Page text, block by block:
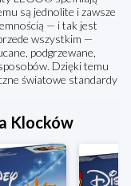
są jednolite i zawsze
— i tak jest
wszystkim —
podgrzewane,
Dzięki temu
światowe standardy
Klocków